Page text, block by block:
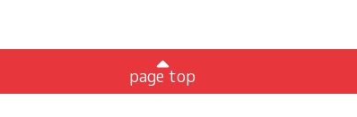
page top